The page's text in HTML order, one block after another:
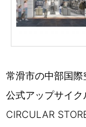
常滑市の中部国
公式アップサイク
CIRCULAR